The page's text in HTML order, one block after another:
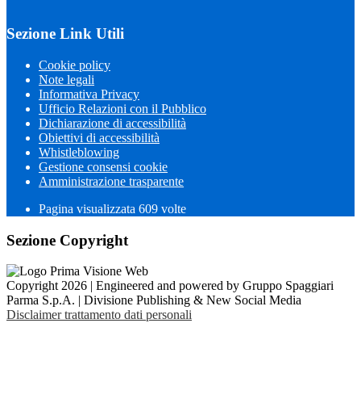
Sezione Link Utili
Cookie policy
Note legali
Informativa Privacy
Ufficio Relazioni con il Pubblico
Dichiarazione di accessibilità
Obiettivi di accessibilità
Whistleblowing
Gestione consensi cookie
Amministrazione trasparente
Pagina visualizzata 609 volte
Sezione Copyright
Copyright 2026 | Engineered and powered by Gruppo Spaggiari
Parma S.p.A. | Divisione Publishing & New Social Media
Disclaimer trattamento dati personali